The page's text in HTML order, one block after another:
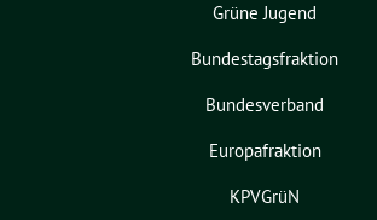
Grüne Jugend
Bundestagsfraktion
Bundesverband
Europafraktion
KPVGrüN